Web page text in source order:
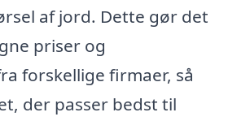
af jord. Dette gør det
priser og
forskellige firmaer, så
der passer bedst til